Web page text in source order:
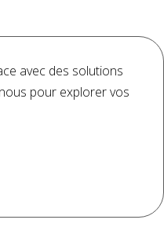
avec des solutions
pour explorer vos